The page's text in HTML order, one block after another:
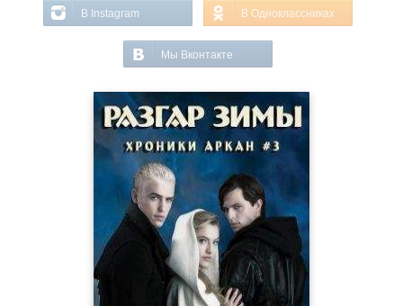
В Instagram В Одноклассниках
Мы Вконтакте